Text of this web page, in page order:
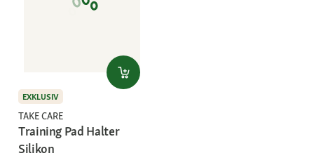
EXKLUSIV
TAKE CARE
Training Pad Halter
Silikon